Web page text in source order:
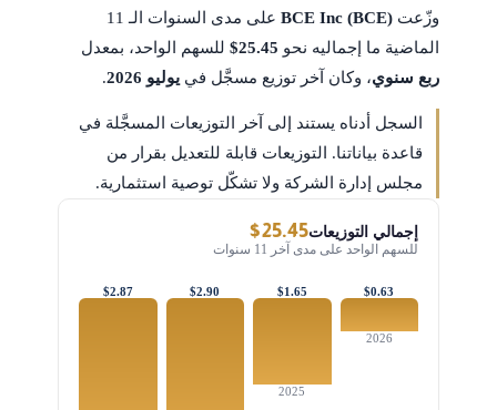
وزّعت BCE Inc (BCE)
على مدى السنوات الـ 11
الماضية ما إجماليه نحو $25.45للسهم الواحد، بمعدل
ربع سنوي، وكان آخر توزيع مسجَّل في يوليو 2026 .
السجل أدناه يستند إلى آخر التوزيعات المسجَّلة في
قاعدة بياناتنا. التوزيعات قابلة للتعديل بقرار من
مجلس إدارة الشركة ولا تشكّل توصية استثمارية.
إجمالي التوزيعات$25.45
للسهم الواحد على مدى آخر 11 سنوات
$0.63
2026
$1.65
2025
$2.90
$2.87